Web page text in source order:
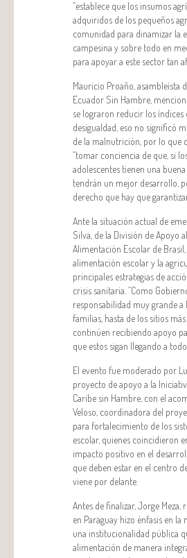
“establece que los insumos
adquiridos de los pequeños
comunidad para dinamizar la
campesina y sobre todo en
para apoyar a este sector tan
Mauricio Proaño, asambleísta
Ecuador Sin Hambre,
se lograron reducir los índices
desigualdad, eso no significó
de la malnutrición, por lo que
“tomar conciencia de que, si
adolescentes tienen una
tendrán un mejor desarrollo,
derecho que hay que
Ante la situación actual de
Silva, de la División de Apoyo
Alimentación Escolar de
alimentación escolar y la
principales estrategias de
crisis sanitaria. “Como
responsabilidad muy grande a
familias, hasta de los sitios
continúen recibiendo apoyo
que estos sigan llegando a
El evento fue moderado por
proyecto de apoyo a la
Caribe sin Hambre, con el
Veloso, coordinadora del
para fortalecimiento de los
escolar, quienes coincidieron
impacto positivo en el
que deben estar en el centro
viene por delante.
Antes de finalizar, Jorge Meza,
en Paraguay hizo énfasis en la
una institucionalidad pública
alimentación de manera